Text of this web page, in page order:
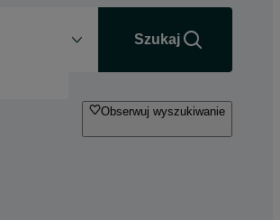
Szukaj
Obserwuj wyszukiwanie